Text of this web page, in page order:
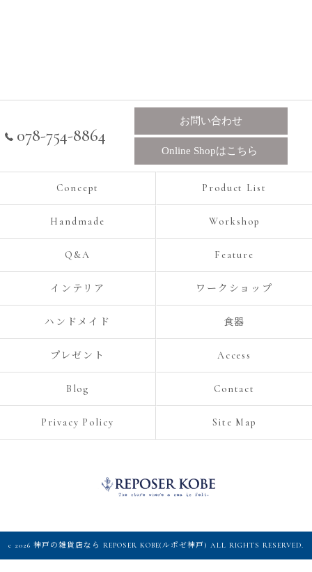
078-754-8864
お問い合わせ
Online Shopはこちら
Concept Product List
Handmade Workshop
Q&A Feature
インテリア ワークショップ
ハンドメイド 食器
プレゼント Access
Blog Contact
Privacy Policy Site Map
c 2026 神戸の雑貨店なら REPOSER KOBE(ルポゼ神戸) ALL RIGHTS RESERVED.